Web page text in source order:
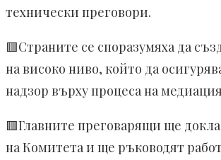
технически преговори.
🟥Страните се споразумяха да
на високо ниво, който да
надзор върху процеса на
🟥Главните преговарящи ще
на Комитета и ще ръководят